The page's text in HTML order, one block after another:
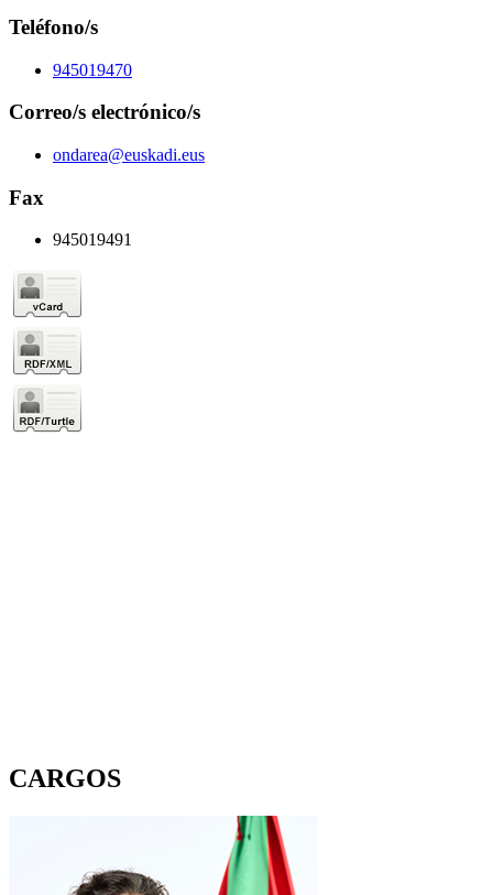
Teléfono/s
945019470
Correo/s electrónico/s
ondarea@euskadi.eus
Fax
945019491
CARGOS